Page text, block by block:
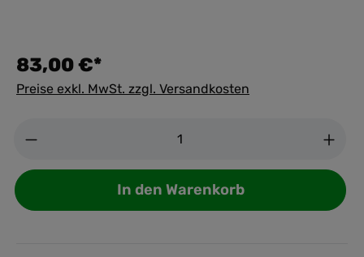
83,00 €*
Preise exkl. MwSt. zzgl. Versandkosten
In den Warenkorb